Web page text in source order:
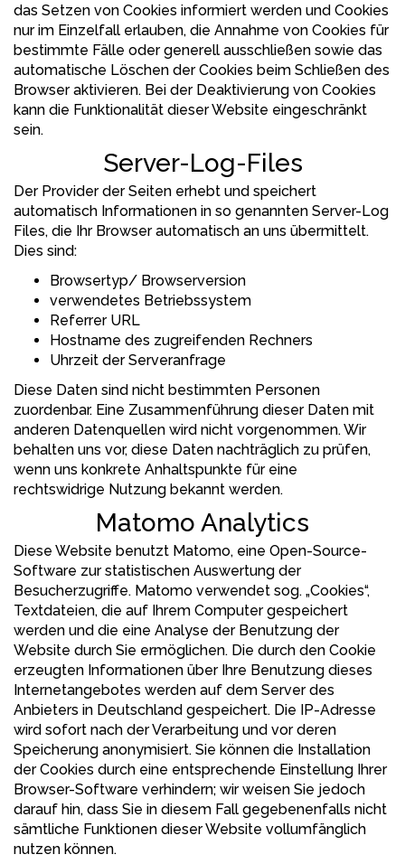
das Setzen von Cookies informiert werden und Cookies
nur im Einzelfall erlauben, die Annahme von Cookies für
bestimmte Fälle oder generell ausschließen sowie das
automatische Löschen der Cookies beim Schließen des
Browser aktivieren. Bei der Deaktivierung von Cookies
kann die Funktionalität dieser Website eingeschränkt
sein.
Server-Log-Files
Der Provider der Seiten erhebt und speichert
automatisch Informationen in so genannten Server-Log
Files, die Ihr Browser automatisch an uns übermittelt.
Dies sind:
Browsertyp/ Browserversion
verwendetes Betriebssystem
Referrer URL
Hostname des zugreifenden Rechners
Uhrzeit der Serveranfrage
Diese Daten sind nicht bestimmten Personen
zuordenbar. Eine Zusammenführung dieser Daten mit
anderen Datenquellen wird nicht vorgenommen. Wir
behalten uns vor, diese Daten nachträglich zu prüfen,
wenn uns konkrete Anhaltspunkte für eine
rechtswidrige Nutzung bekannt werden.
Matomo Analytics
Diese Website benutzt Matomo, eine Open-Source-
Software zur statistischen Auswertung der
Besucherzugriffe. Matomo verwendet sog. „Cookies“,
Textdateien, die auf Ihrem Computer gespeichert
werden und die eine Analyse der Benutzung der
Website durch Sie ermöglichen. Die durch den Cookie
erzeugten Informationen über Ihre Benutzung dieses
Internetangebotes werden auf dem Server des
Anbieters in Deutschland gespeichert. Die IP-Adresse
wird sofort nach der Verarbeitung und vor deren
Speicherung anonymisiert. Sie können die Installation
der Cookies durch eine entsprechende Einstellung Ihrer
Browser-Software verhindern; wir weisen Sie jedoch
darauf hin, dass Sie in diesem Fall gegebenenfalls nicht
sämtliche Funktionen dieser Website vollumfänglich
nutzen können.